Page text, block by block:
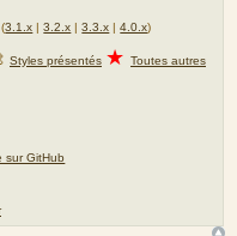
3.1.x |3.2.x |3.3.x |4.0.x)
Styles présentés ★ Toutes autres
sur GitHub